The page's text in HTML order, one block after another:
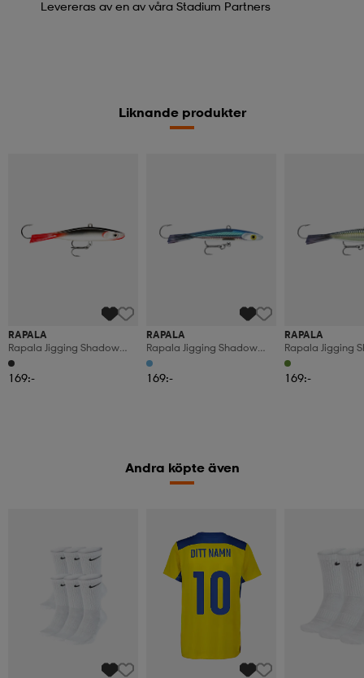
Levereras av en av våra Stadium Partners
Liknande produkter
RAPALA
Rapala Jigging Shadow
Rap 9cm 17g S
169:-
RAPALA
Rapala Jigging Shadow
Rap 9cm 17g Bll
169:-
RAPALA
Rapala Jigging
Rap 9cm 17g Blk
169:-
Andra köpte även